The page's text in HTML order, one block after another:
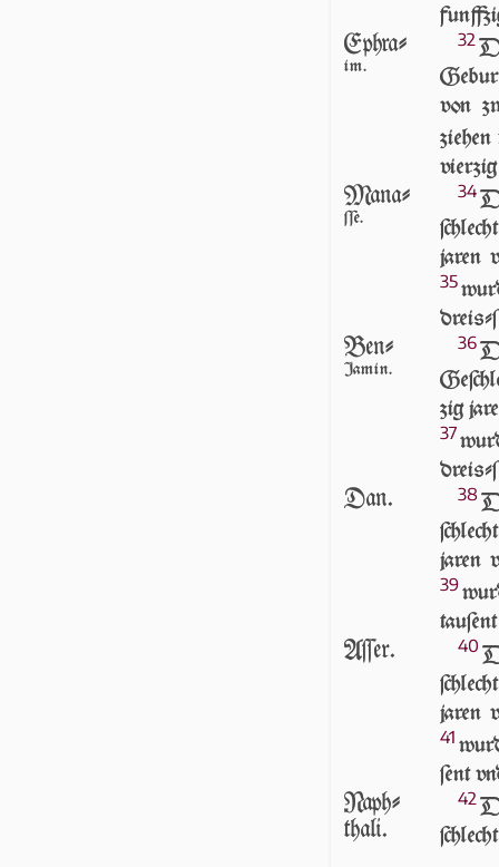
Ephra-
im.
32
von
Mana-
ſſe.
34
jaren
35
Ben-
Jamin.
36
zig
37
Dan. 38
jaren
39
Aſſer. 40
jaren
41
ſent
Naph-
thali.
42